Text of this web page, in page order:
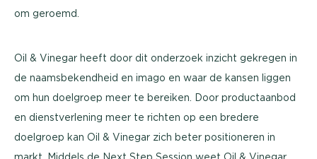
om geroemd.
Oil & Vinegar heeft door dit onderzoek inzicht gekregen in
de naamsbekendheid en imago en waar de kansen liggen
om hun doelgroep meer te bereiken. Door productaanbod
en dienstverlening meer te richten op een bredere
doelgroep kan Oil & Vinegar zich beter positioneren in
markt. Middels de Next Step Session weet Oil & Vinegar